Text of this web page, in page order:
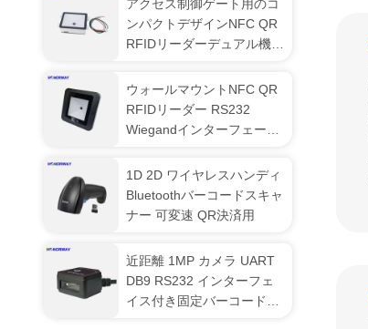
アクセス制御ゲート用のコ
ンパクトデザインNFC QR
RFIDリーダーデュアル機能
ウォールマウントNFC QR
RFIDリーダー RS232
Wiegandインターフェース
テム用
1D 2D ワイヤレスハンディ
Bluetoothバーコードスキャ
ナー 可変速 QR決済用
近距離 1MP カメラ UART
DB9 RS232 インターフェ
イス付き固定バーコードリ